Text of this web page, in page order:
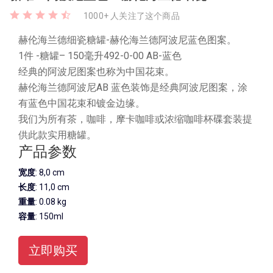
1000+ 人关注了这个商品
赫伦海兰德细瓷糖罐-赫伦海兰德阿波尼蓝色图案。
1件 -糖罐– 150毫升492-0-00 AB-蓝色
经典的阿波尼图案也称为中国花束。
赫伦海兰德阿波尼AB 蓝色装饰是经典阿波尼图案，涂
有蓝色中国花束和镀金边缘。
我们为所有茶，咖啡，摩卡咖啡或浓缩咖啡杯碟套装提
供此款实用糖罐。
产品参数
宽度: 8,0 cm
长度: 11,0 cm
重量: 0.08 kg
容量: 150ml
立即购买